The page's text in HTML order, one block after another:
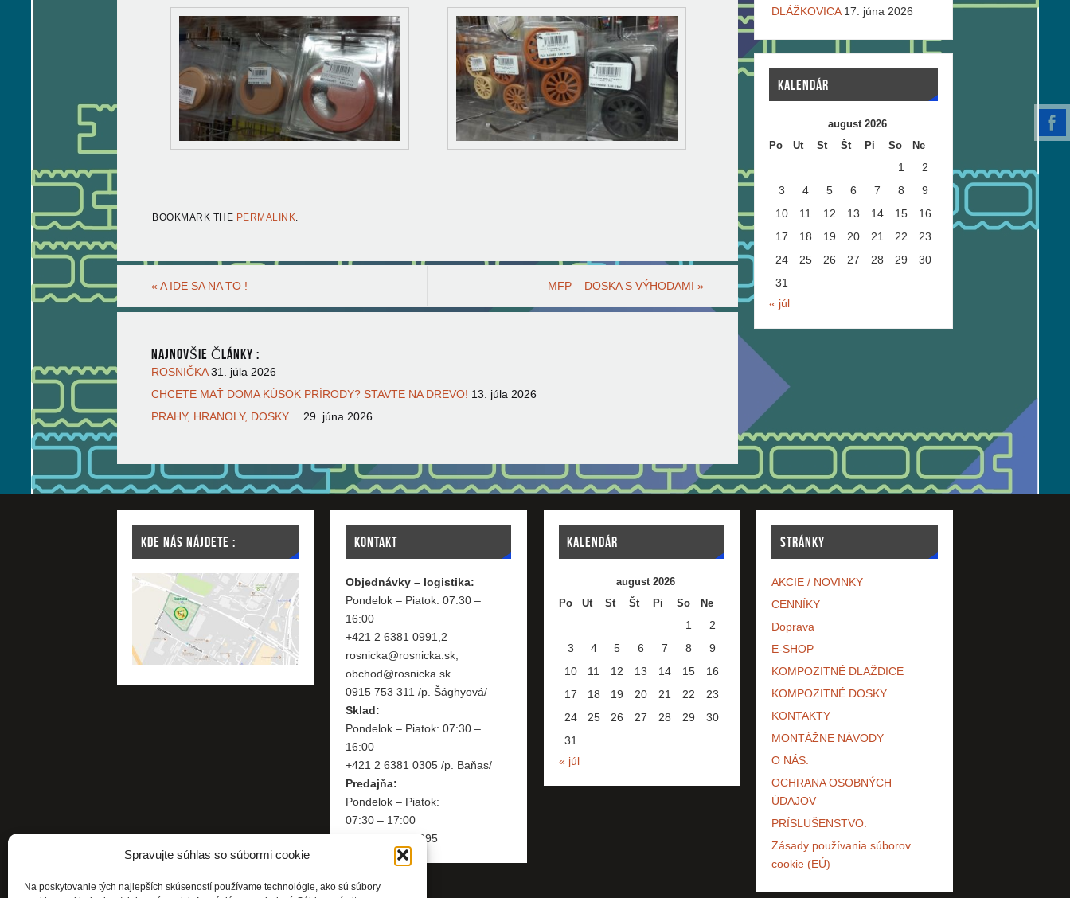
Spravujte súhlas so súbormi cookie
Na poskytovanie tých najlepších skúseností používame technológie, ako sú súbory
BOOKMARK THE PERMALINK.
« A IDE SA NA TO ! MFP – DOSKA S VÝHODAMI »
NAJNOVŠIE ČLÁNKY :
ROSNIČKA 31. júla 2026
CHCETE MAŤ DOMA KÚSOK PRÍRODY? STAVTE NA DREVO! 13. júla 2026
PRAHY, HRANOLY, DOSKY… 29. júna 2026
DLÁŽKOVICA 17. júna 2026
KALENDÁR
august 2026
Po
Ut St Št Pi So Ne
1
2
3
4 5 6 7 8
9
10
11 12 13 14 15
16
17
18 19 20 21 22
23
24
25 26 27 28 29
30
31
« júl
KDE NÁS NÁJDETE : KONTAKT
Objednávky – logistika:
Pondelok – Piatok: 07:30 –
16:00
+421 2 6381 0991,2
rosnicka@rosnicka.sk,
obchod@rosnicka.sk
0915 753 311 /p. Šághyová/
Sklad:
Pondelok – Piatok: 07:30 –
16:00
+421 2 6381 0305 /p. Baňas/
Predajňa:
Pondelok – Piatok:
07:30 – 17:00
+421 2 6381 0995
KALENDÁR
august 2026
Po
Ut St Št Pi So Ne
1
2
3
4 5 6 7 8
9
10
11 12 13 14 15
16
17
18 19 20 21 22
23
24
25 26 27 28 29
30
31
« júl
STRÁNKY
AKCIE / NOVINKY
CENNÍKY
Doprava
E-SHOP
KOMPOZITNÉ DLAŽDICE
KOMPOZITNÉ DOSKY.
KONTAKTY
MONTÁŽNE NÁVODY
O NÁS.
OCHRANA OSOBNÝCH
ÚDAJOV
PRÍSLUŠENSTVO.
Zásady používania súborov
cookie (EÚ)